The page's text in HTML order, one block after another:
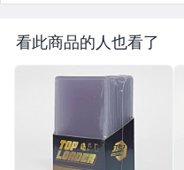
看此商品的人也看了